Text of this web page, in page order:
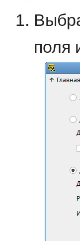
поля